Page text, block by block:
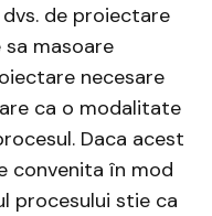
de proiectare
masoare
necesare
ca o modalitate
Daca acest
convenita în mod
procesului stie ca